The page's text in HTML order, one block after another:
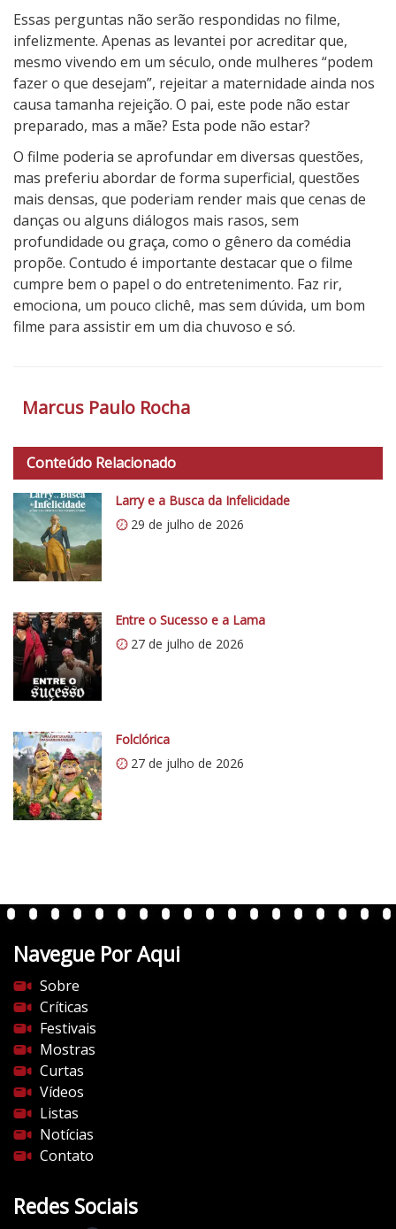
Essas perguntas não serão respondidas no filme,
infelizmente. Apenas as levantei por acreditar que,
mesmo vivendo em um século, onde mulheres “podem
fazer o que desejam”, rejeitar a maternidade ainda nos
causa tamanha rejeição. O pai, este pode não estar
preparado, mas a mãe? Esta pode não estar?
O filme poderia se aprofundar em diversas questões,
mas preferiu abordar de forma superficial, questões
mais densas, que poderiam render mais que cenas de
danças ou alguns diálogos mais rasos, sem
profundidade ou graça, como o gênero da comédia
propõe. Contudo é importante destacar que o filme
cumpre bem o papel o do entretenimento. Faz rir,
emociona, um pouco clichê, mas sem dúvida, um bom
filme para assistir em um dia chuvoso e só.
o
C
r
í
t
c
o
5
1
Marcus Paulo Rocha
Conteúdo Relacionado
Larry e a Busca da Infelicidade
29 de julho de 2026
Entre o Sucesso e a Lama
27 de julho de 2026
Folclórica
27 de julho de 2026
Navegue Por Aqui
Sobre
Críticas
Festivais
Mostras
Curtas
Vídeos
Listas
Notícias
Contato
Redes Sociais